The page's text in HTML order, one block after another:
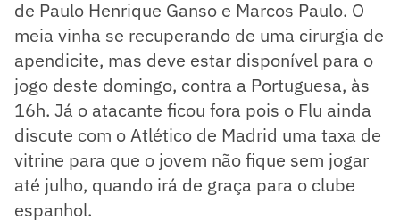
de Paulo Henrique Ganso e Marcos Paulo. O
meia vinha se recuperando de uma cirurgia de
apendicite, mas deve estar disponível para o
jogo deste domingo, contra a Portuguesa, às
16h. Já o atacante ficou fora pois o Flu ainda
discute com o Atlético de Madrid uma taxa de
vitrine para que o jovem não fique sem jogar
até julho, quando irá de graça para o clube
espanhol.